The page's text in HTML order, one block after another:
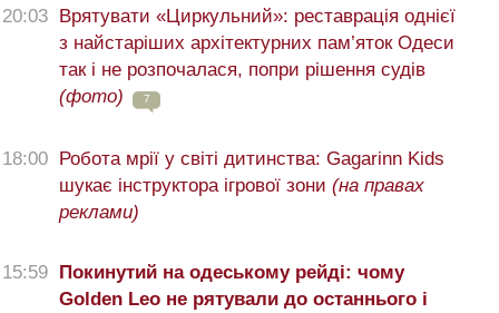
20:03 Врятувати «Циркульний»: реставрація однієї
з найстаріших архітектурних пам’яток Одеси
так і не розпочалася, попри рішення судів
(фото)
7
18:00 Робота мрії у світі дитинства: Gagarinn Kids
шукає інструктора ігрової зони (на правах
реклами)
15:59 Покинутий на одеському рейді: чому
Golden Leo не рятували до останнього і